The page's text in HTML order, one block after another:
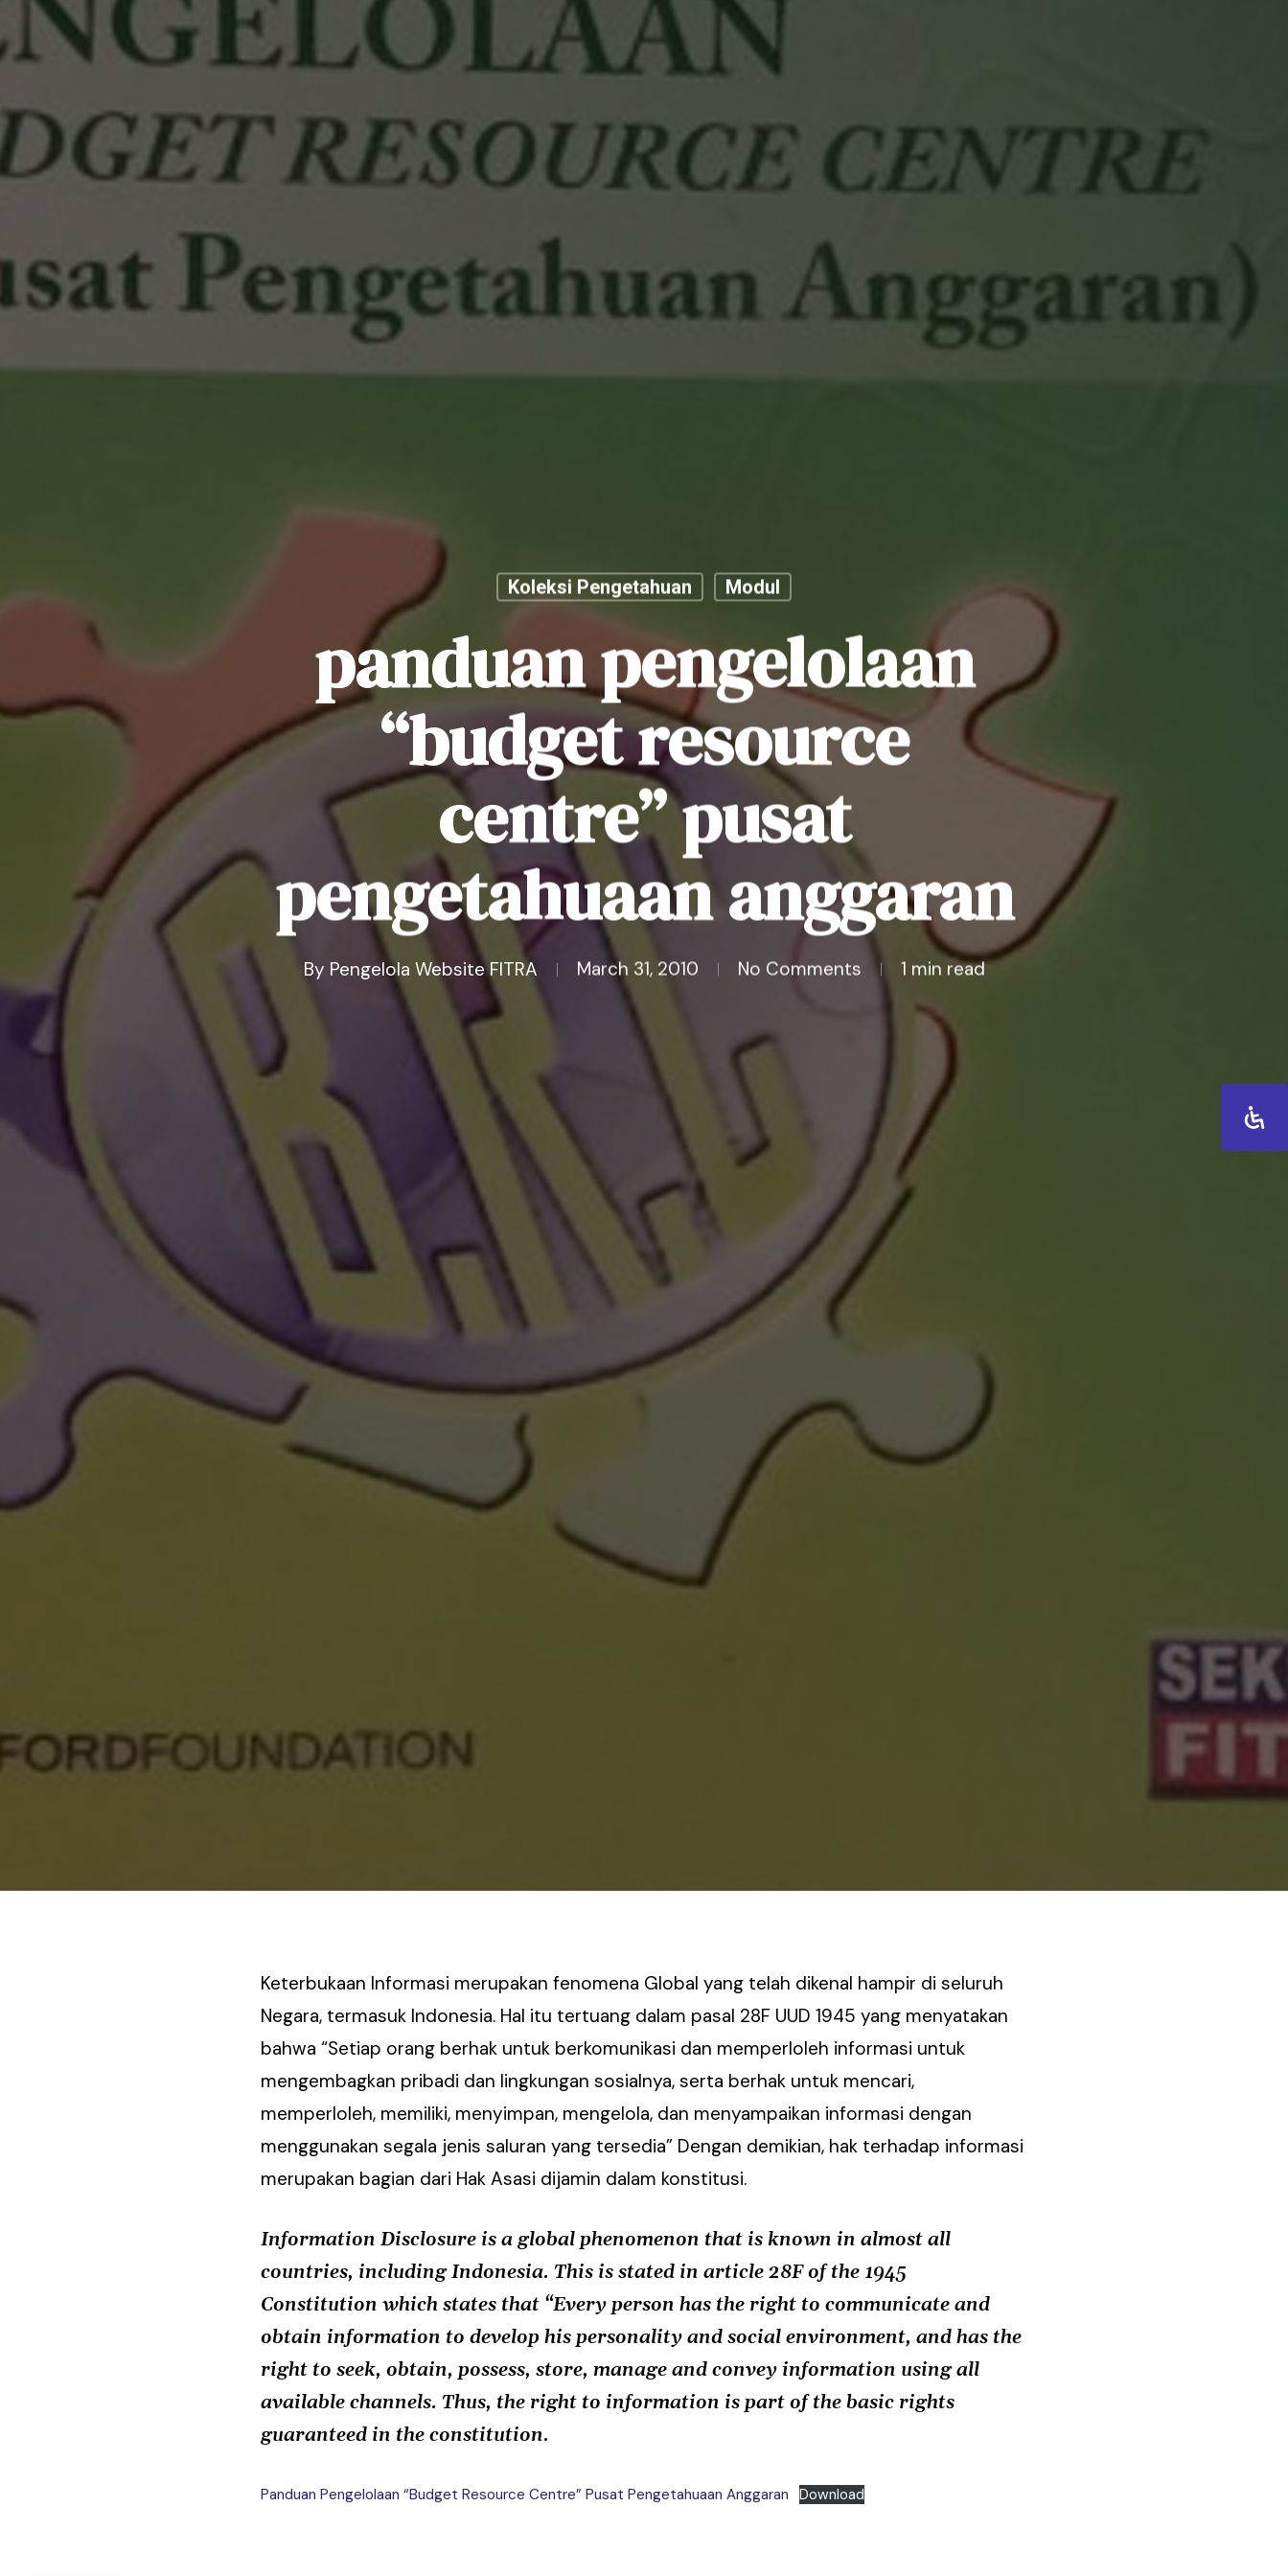
Hit enter to search or ESC to close
Koleksi Pengetahuan Modul
panduan pengelolaan
“budget resource
centre” pusat
pengetahuaan anggaran
By Pengelola Website FITRA March 31, 2010 No Comments 1 min read
Keterbukaan Informasi merupakan fenomena Global yang telah dikenal hampir di seluruh
Negara, termasuk Indonesia. Hal itu tertuang dalam pasal 28F UUD 1945 yang menyatakan
bahwa “Setiap orang berhak untuk berkomunikasi dan memperloleh informasi untuk
mengembagkan pribadi dan lingkungan sosialnya, serta berhak untuk mencari,
memperloleh, memiliki, menyimpan, mengelola, dan menyampaikan informasi dengan
menggunakan segala jenis saluran yang tersedia” Dengan demikian, hak terhadap informasi
merupakan bagian dari Hak Asasi dijamin dalam konstitusi.
Information Disclosure is a global phenomenon that is known in almost all
countries, including Indonesia. This is stated in article 28F of the 1945
Constitution which states that “Every person has the right to communicate and
obtain information to develop his personality and social environment, and has the
right to seek, obtain, possess, store, manage and convey information using all
available channels. Thus, the right to information is part of the basic rights
guaranteed in the constitution.
Panduan Pengelolaan “Budget Resource Centre” Pusat Pengetahuaan Anggaran Download